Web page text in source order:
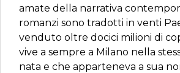
amate della narrativa
romanzi sono tradotti in venti
venduto oltre docici milioni di
vive a sempre a Milano nella
nata e che apparteneva a sua